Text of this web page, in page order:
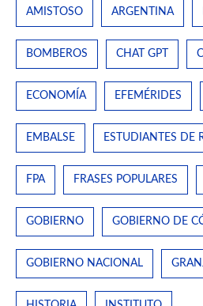
AMISTOSO ARGENTINA
BOMBEROS CHAT GPT
ECONOMÍA EFEMÉRIDES
EMBALSE ESTUDIANTES DE
FPA FRASES POPULARES
GOBIERNO GOBIERNO DE
GOBIERNO NACIONAL